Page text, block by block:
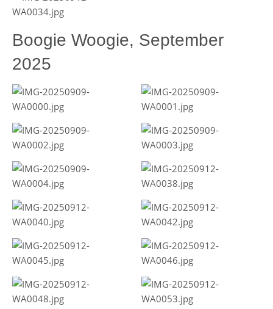
Boogie Woogie, September
2025